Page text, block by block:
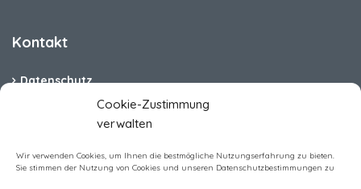
Cookie-Zustimmung
verwalten
Wir verwenden Cookies, um Ihnen die bestmögliche Nutzungserfahrung zu bieten.
Sie stimmen der Nutzung von Cookies und unseren Datenschutzbestimmungen zu
Kontakt
Datenschutz
Cookie-Richtlinie (EU)
Barrierefreiheit